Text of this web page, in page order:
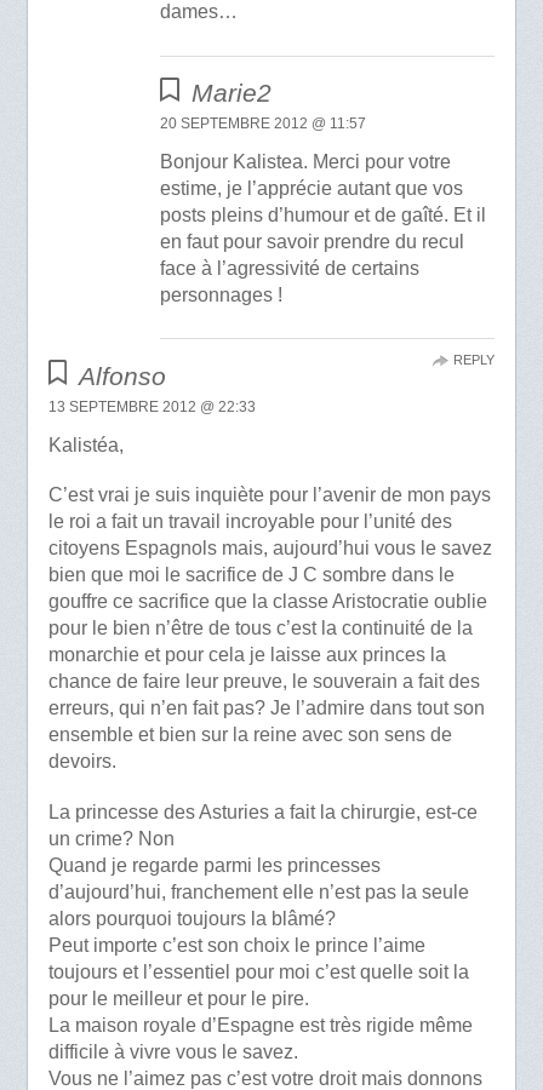
dames…
Marie2
20 SEPTEMBRE 2012 @ 11:57
Bonjour Kalistea. Merci pour votre
estime, je l’apprécie autant que vos
posts pleins d’humour et de gaîté. Et il
en faut pour savoir prendre du recul
face à l’agressivité de certains
personnages !
Alfonso
13 SEPTEMBRE 2012 @ 22:33
Kalistéa,
C’est vrai je suis inquiète pour l’avenir de mon pays
le roi a fait un travail incroyable pour l’unité des
citoyens Espagnols mais, aujourd’hui vous le savez
bien que moi le sacrifice de J C sombre dans le
gouffre ce sacrifice que la classe Aristocratie oublie
pour le bien n’être de tous c’est la continuité de la
monarchie et pour cela je laisse aux princes la
chance de faire leur preuve, le souverain a fait des
erreurs, qui n’en fait pas? Je l’admire dans tout son
ensemble et bien sur la reine avec son sens de
devoirs.
La princesse des Asturies a fait la chirurgie, est-ce
un crime? Non
Quand je regarde parmi les princesses
d’aujourd’hui, franchement elle n’est pas la seule
alors pourquoi toujours la blâmé?
Peut importe c’est son choix le prince l’aime
toujours et l’essentiel pour moi c’est quelle soit la
pour le meilleur et pour le pire.
La maison royale d’Espagne est très rigide même
difficile à vivre vous le savez.
Vous ne l’aimez pas c’est votre droit mais donnons
REPLY